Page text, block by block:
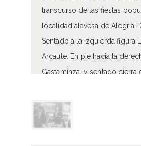
transcurso de las fiestas
localidad alavesa de Alegría-
Sentado a la izquierda figura
Arcaute. En pie hacia la
Gastaminza, y sentado cierra
Volumen
1 - Fotografías 1 - Imagen(es)